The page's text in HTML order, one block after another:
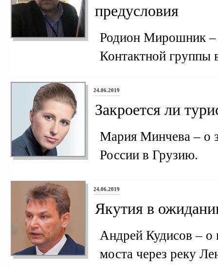
предусловия
Родион Мирошник –
Контактной группы
24.06.2019
Закроется ли
Мария Минчева – о
России в Грузию.
24.06.2019
Якутия в
Андрей Кудисов – о
моста через реку